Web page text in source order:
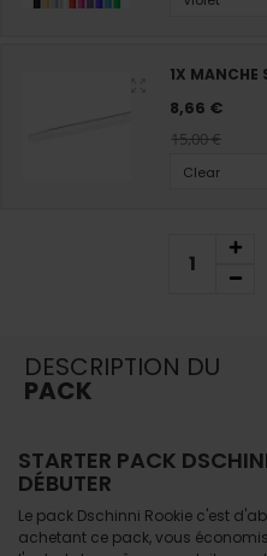
1X MANCHE
8,66 €
15,00 €
Clear
DESCRIPTION DU
PACK
STARTER PACK
DÉBUTER
Le pack Dschinni Rookie c'est
achetant ce pack, vous